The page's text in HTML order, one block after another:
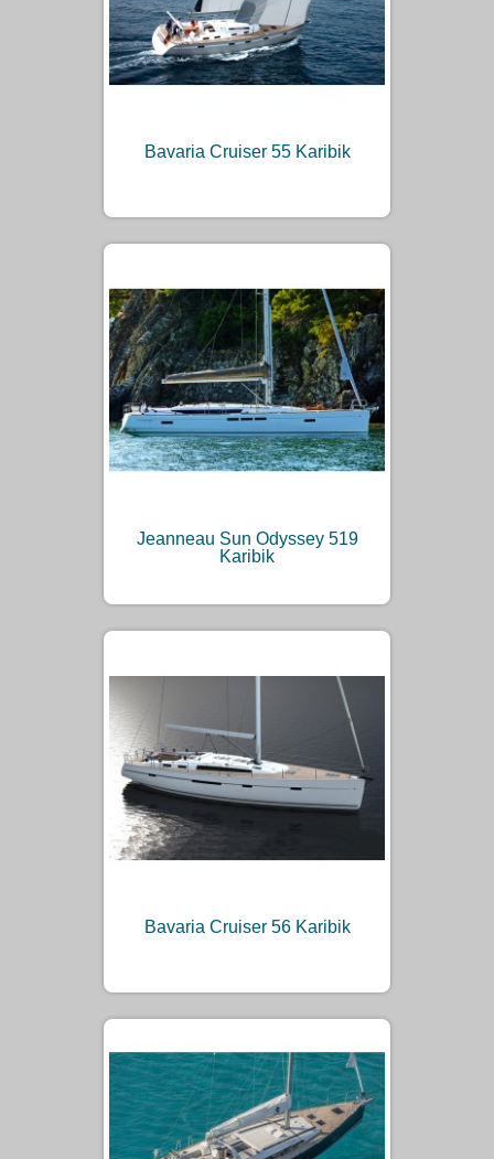
Bavaria Cruiser 55 Karibik
Jeanneau Sun Odyssey 519
Karibik
Bavaria Cruiser 56 Karibik